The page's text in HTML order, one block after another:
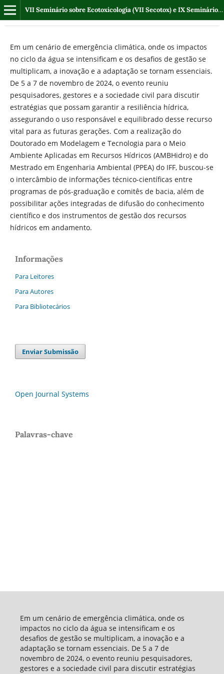
VII Seminário sobre Ecotoxicologia (VII Secotox) e IX Seminário Regional sobre Gestão de Recursos Hídricos (IX SRHidro)
Em um cenário de emergência climática, onde os impactos
no ciclo da água se intensificam e os desafios de gestão se
multiplicam, a inovação e a adaptação se tornam essenciais.
De 5 a 7 de novembro de 2024, o evento reuniu
pesquisadores, gestores e a sociedade civil para discutir
estratégias que possam garantir a resiliência hídrica,
assegurando o uso responsável e equilibrado desse recurso
vital para as futuras gerações. Com a realização do
Doutorado em Modelagem e Tecnologia para o Meio
Ambiente Aplicadas em Recursos Hídricos (AMBHidro) e do
Mestrado em Engenharia Ambiental (PPEA) do IFF, buscou-se
o intercâmbio de informações técnico-científicas entre
programas de pós-graduação e comitês de bacia, além de
possibilitar ações integradas de difusão do conhecimento
científico e dos instrumentos de gestão dos recursos
hídricos em andamento.
Informações
Para Leitores
Para Autores
Para Bibliotecários
Enviar Submissão
Open Journal Systems
Palavras-chave
Em um cenário de emergência climática, onde os
impactos no ciclo da água se intensificam e os
desafios de gestão se multiplicam, a inovação e a
adaptação se tornam essenciais. De 5 a 7 de
novembro de 2024, o evento reuniu pesquisadores,
gestores e a sociedade civil para discutir estratégias